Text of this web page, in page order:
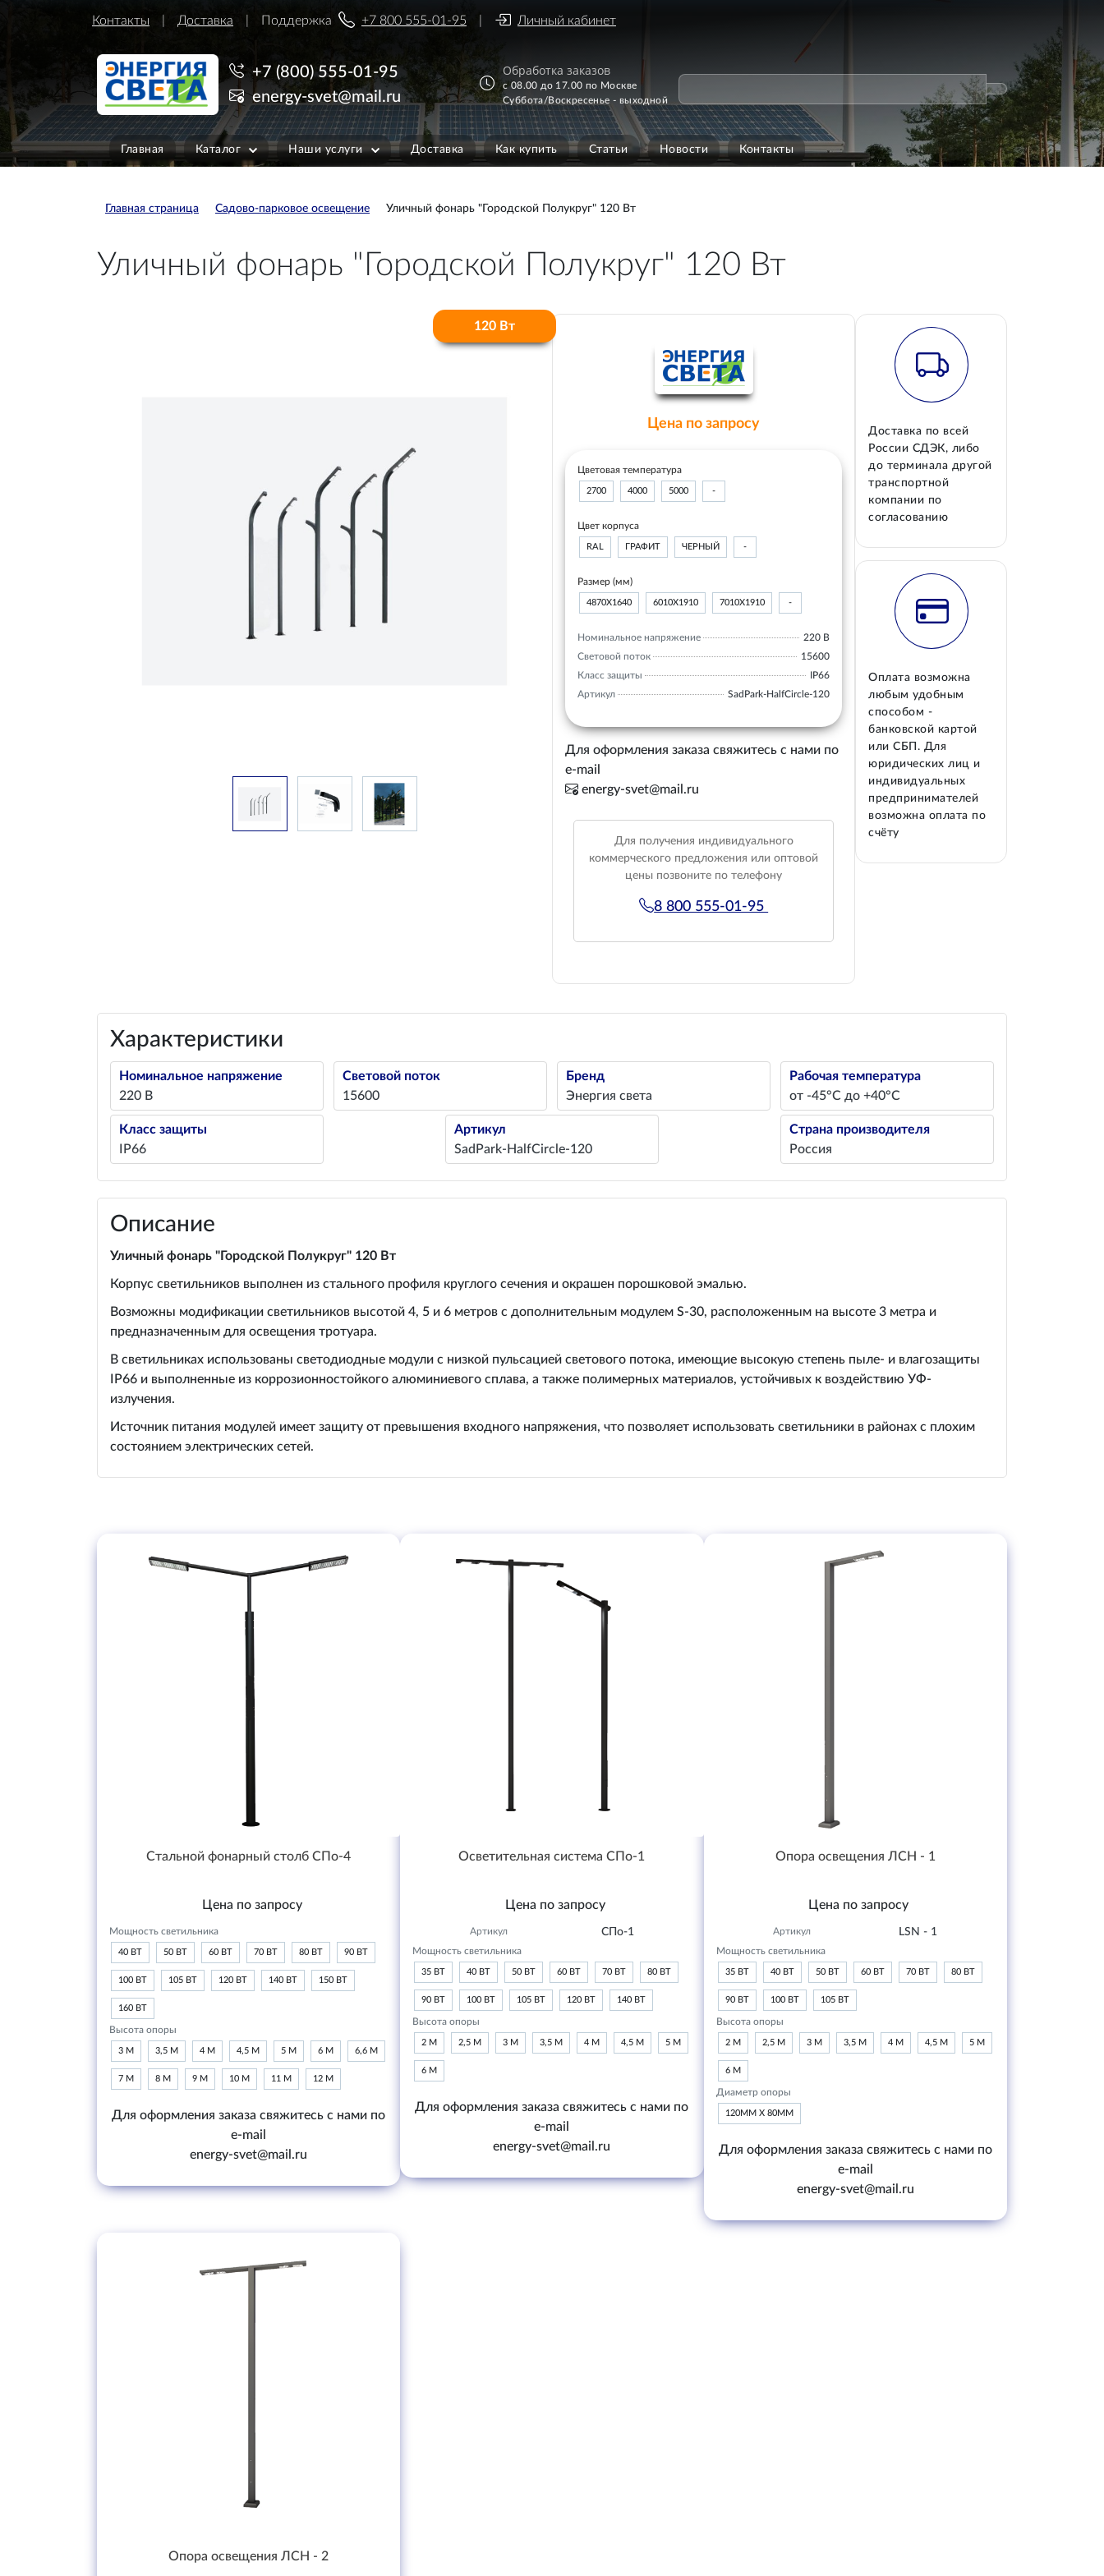
Контакты Доставка Поддержка +7 800 555-01-95 Личный кабинет
+7 (800) 555-01-95
energy-svet@mail.ru
Обработка заказов
с 08.00 до 17.00 по Москве
Суббота/Воскресенье - выходной
Главная Каталог Наши услуги Доставка Как купить Статьи Новости Контакты
Главная страница Садово-парковое освещение Уличный фонарь "Городской Полукруг" 120 Вт
Уличный фонарь "Городской Полукруг" 120 Вт
120 Вт
Цена по запросу
Цветовая температура
2700 4000 5000 -
Цвет корпуса
RAL ГРАФИТ ЧЕРНЫЙ -
Размер (мм)
4870Х1640 6010Х1910 7010Х1910 -
Номинальное напряжение
220 В
Световой поток
15600
Класс защиты
IP66
Артикул
SadPark-HalfCircle-120
Для оформления заказа свяжитесь с нами по
e-mail
energy-svet@mail.ru
Для получения индивидуального
коммерческого предложения или оптовой
цены позвоните по телефону
8 800 555-01-95
Доставка по всей
России СДЭК, либо
до терминала другой
транспортной
компании по
согласованию
Оплата возможна
любым удобным
способом -
банковской картой
или СБП. Для
юридических лиц и
индивидуальных
предпринимателей
возможна оплата по
счёту
Характеристики
Номинальное напряжение
220 В
Световой поток
15600
Бренд
Энергия света
Рабочая температура
от -45°С до +40°С
Класс защиты
IP66
Артикул
SadPark-HalfCircle-120
Страна производителя
Россия
Описание
Уличный фонарь "Городской Полукруг" 120 Вт
Корпус светильников выполнен из стального профиля круглого сечения и окрашен порошковой эмалью.
Возможны модификации светильников высотой 4, 5 и 6 метров с дополнительным модулем S-30, расположенным на высоте 3 метра и
предназначенным для освещения тротуара.
В светильниках использованы светодиодные модули с низкой пульсацией светового потока, имеющие высокую степень пыле- и влагозащиты
IP66 и выполненные из коррозионностойкого алюминиевого сплава, а также полимерных материалов, устойчивых к воздействию УФ-
излучения.
Источник питания модулей имеет защиту от превышения входного напряжения, что позволяет использовать светильники в районах с плохим
состоянием электрических сетей.
Стальной фонарный столб СПо-4
Цена по запросу
Мощность светильника
40 ВТ 50 ВТ 60 ВТ 70 ВТ 80 ВТ 90 ВТ
100 ВТ 105 ВТ 120 ВТ 140 ВТ 150 ВТ
160 ВТ
Высота опоры
3 М 3,5 М 4 М 4,5 М 5 М 6 М 6,6 М
7 М 8 М 9 М 10 М 11 М 12 М
Для оформления заказа свяжитесь с нами по
e-mail
energy-svet@mail.ru
Осветительная система СПо-1
Цена по запросу
Артикул СПо-1
Мощность светильника
35 ВТ 40 ВТ 50 ВТ 60 ВТ 70 ВТ 80 ВТ
90 ВТ 100 ВТ 105 ВТ 120 ВТ 140 ВТ
Высота опоры
2 М 2,5 М 3 М 3,5 М 4 М 4,5 М 5 М
6 М
Для оформления заказа свяжитесь с нами по
e-mail
energy-svet@mail.ru
Опора освещения ЛСН - 1
Цена по запросу
Артикул LSN - 1
Мощность светильника
35 ВТ 40 ВТ 50 ВТ 60 ВТ 70 ВТ 80 ВТ
90 ВТ 100 ВТ 105 ВТ
Высота опоры
2 М 2,5 М 3 М 3,5 М 4 М 4,5 М 5 М
6 М
Диаметр опоры
120ММ Х 80ММ
Для оформления заказа свяжитесь с нами по
e-mail
energy-svet@mail.ru
Опора освещения ЛСН - 2